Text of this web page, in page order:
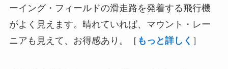
ーイング・フィールドの滑走路を発着する飛行機
がよく見えます。晴れていれば、マウント・レー
ニアも見えて、お得感あり。［ もっと詳しく ］